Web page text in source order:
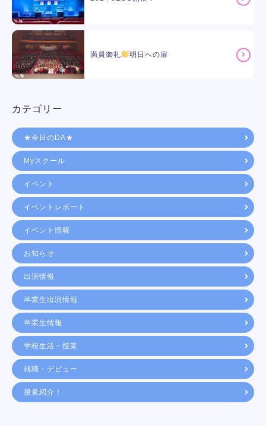
満員御礼 明日への扉
カテゴリー
★今日のDA★
Myスクール
イベント
イベントレポート
イベント情報
お知らせ
出演情報
卒業生出演情報
卒業生情報
学校生活・授業
就職・デビュー
授業紹介！